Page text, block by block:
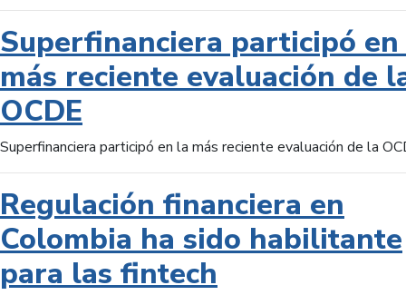
Superfinanciera participó
más reciente evaluación de
OCDE
Superfinanciera participó en la más reciente evaluación de la
Regulación financiera en
Colombia ha sido habilitante
para las fintech